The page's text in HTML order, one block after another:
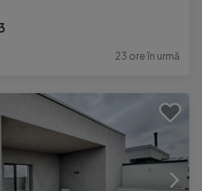
23 ore în urmă